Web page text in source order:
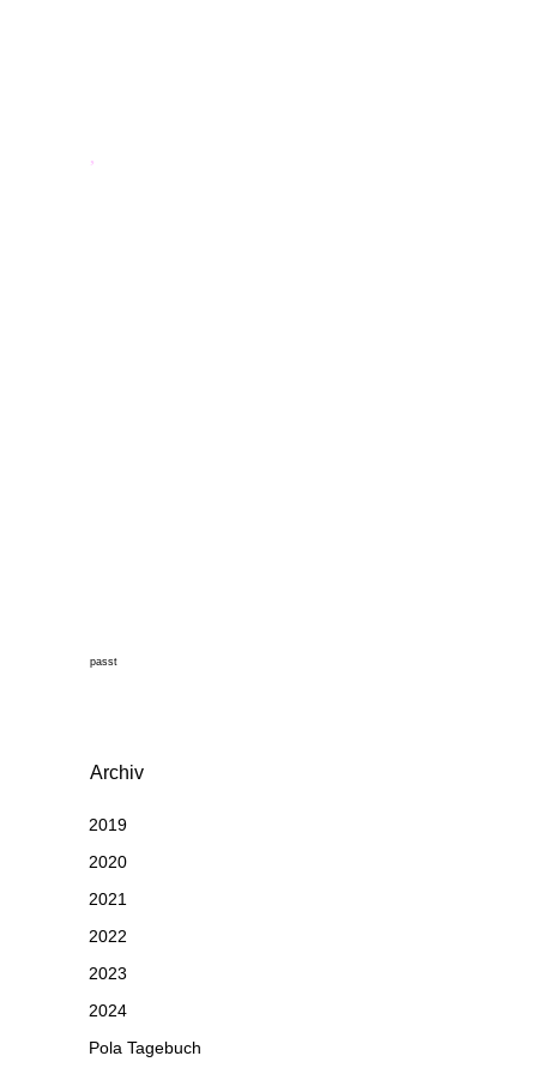
passt
Archiv
2019
2020
2021
2022
2023
2024
Pola Tagebuch